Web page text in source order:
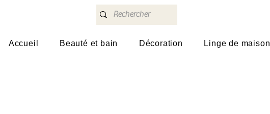
Accueil Beauté et bain Décoration Linge de maison